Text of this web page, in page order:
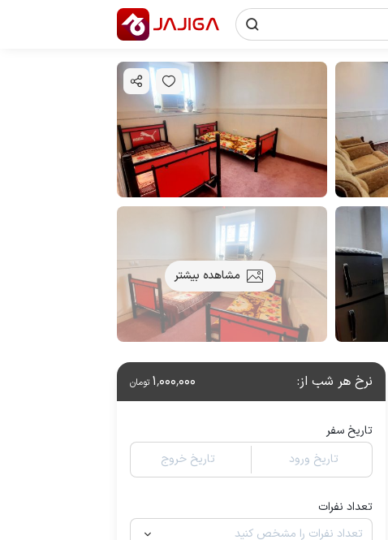
مشاهده بیشتر
نرخ هر شب از: 1٬000٬000 تومان
تاریخ سفر
تاریخ ورود
تاریخ خروج
تعداد نفرات